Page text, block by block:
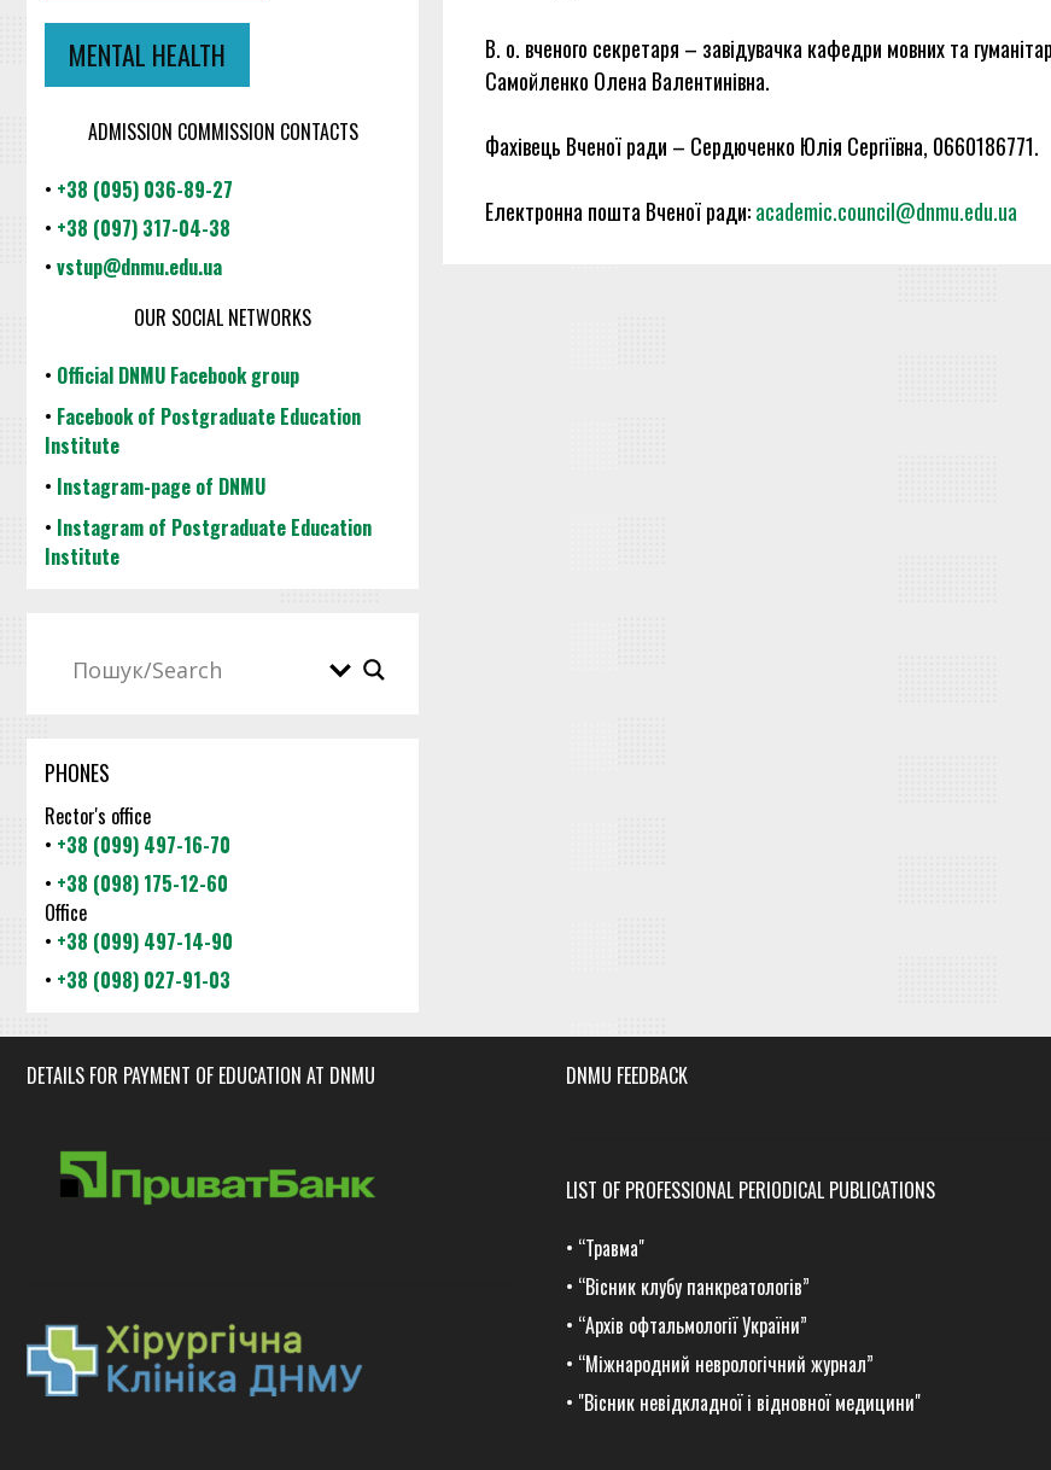
В. о. вченого секретаря – завідувачка кафедри мовних та
Самойленко Олена Валентинівна.
Фахівець Вченої ради – Сердюченко Юлія Сергіївна, 0660186771.
Електронна пошта Вченої ради:academic.council@dnmu.edu.ua
MENTAL HEALTH
ADMISSION COMMISSION CONTACTS
• +38 (095) 036-89-27
• +38 (097) 317-04-38
• vstup@dnmu.edu.ua
OUR SOCIAL NETWORKS
• Official DNMU Facebook group
• Facebook of Postgraduate Education
Institute
• Instagram-page of DNMU
• Instagram of Postgraduate Education
Institute
PHONES
Rector's office
• +38 (099) 497-16-70
• +38 (098) 175-12-60
Office
• +38 (099) 497-14-90
• +38 (098) 027-91-03
DETAILS FOR PAYMENT OF EDUCATION AT DNMU DNMU FEEDBACK
LIST OF PROFESSIONAL PERIODICAL PUBLICATIONS
• “Травма"
• “Вісник клубу панкреатологів”
• “Архів офтальмології України”
• “Міжнародний неврологічний журнал”
• "Вісник невідкладної і відновної медицини"